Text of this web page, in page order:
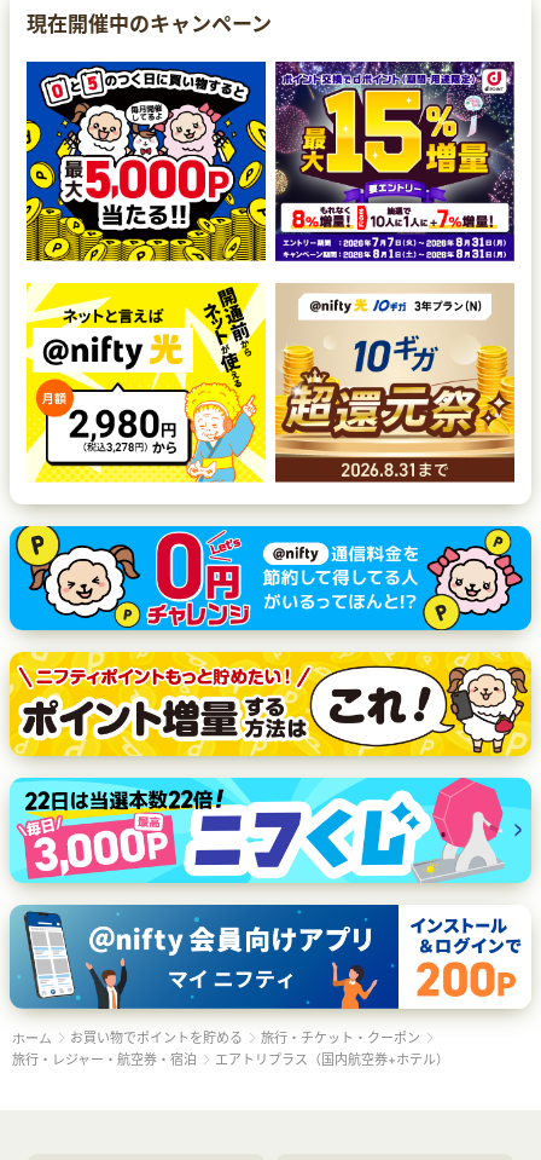
現在開催中のキャンペーン
ホーム お買い物でポイントを貯める
旅行・チケット・クーポン
旅行・レジャー・航空券・宿泊
エアトリプラス（国内航空券+ホテル）